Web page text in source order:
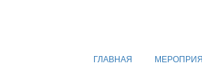
ГЛАВНАЯ